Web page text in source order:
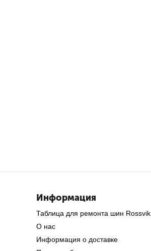
Информация
Таблица для ремонта шин Rossvik
О нас
Информация о доставке